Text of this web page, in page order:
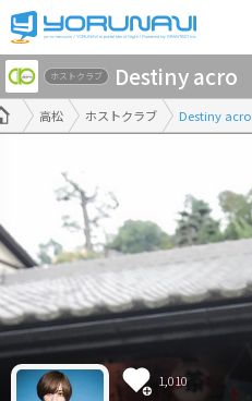
香
川
県
版
高松 ホストクラブ Destiny acro
ホストクラブ Destiny acro
1,010